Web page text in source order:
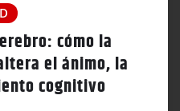
cómo la
el ánimo, la
cognitivo